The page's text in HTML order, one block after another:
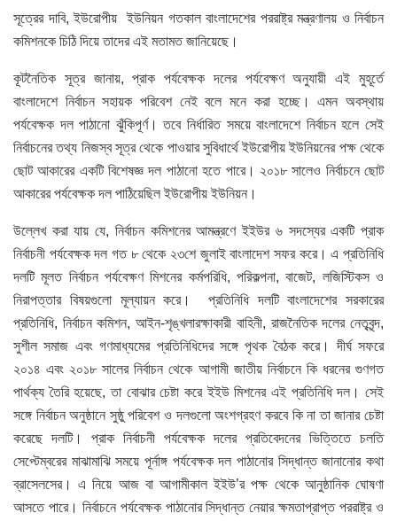
সূত্রের দাবি, ইউরোপীয় ইউনিয়ন গতকাল বাংলাদেশের পররাষ্ট্র মন্ত্রণালয় ও নির্বাচন
কমিশনকে চিঠি দিয়ে তাদের এই মতামত জানিয়েছে।
কূটনৈতিক সূত্র জানায়, প্রাক পর্যবেক্ষক দলের পর্যবেক্ষণ অনুযায়ী এই মুহূর্তে
বাংলাদেশে নির্বাচন সহায়ক পরিবেশ নেই বলে মনে করা হচ্ছে। এমন অবস্থায়
পর্যবেক্ষক দল পাঠানো ঝুঁকিপূর্ণ। তবে নির্ধারিত সময়ে বাংলাদেশে নির্বাচন হলে সেই
নির্বাচনের তথ্য নিজস্ব সূত্র থেকে পাওয়ার সুবিধার্থে ইউরোপীয় ইউনিয়নের পক্ষ থেকে
ছোট আকারের একটি বিশেষজ্ঞ দল পাঠানো হতে পারে। ২০১৮ সালেও নির্বাচনে ছোট
আকারের পর্যবেক্ষক দল পাঠিয়েছিল ইউরোপীয় ইউনিয়ন।
উল্লেখ করা যায় যে, নির্বাচন কমিশনের আমন্ত্রণে ইইউর ৬ সদস্যের একটি প্রাক
নির্বাচনী পর্যবেক্ষক দল গত ৮ থেকে ২৩শে জুলাই বাংলাদেশ সফর করে। এ প্রতিনিধি
দলটি মূলত নির্বাচন পর্যবেক্ষণ মিশনের কর্মপরিধি, পরিকল্পনা, বাজেট, লজিস্টিকস ও
নিরাপত্তার বিষয়গুলো মূল্যায়ন করে। প্রতিনিধি দলটি বাংলাদেশের সরকারের
প্রতিনিধি, নির্বাচন কমিশন, আইন-শৃঙ্খলারক্ষাকারী বাহিনী, রাজনৈতিক দলের নেতৃবৃন্দ,
সুশীল সমাজ এবং গণমাধ্যমের প্রতিনিধিদের সঙ্গে পৃথক বৈঠক করে। দীর্ঘ সফরে
২০১৪ এবং ২০১৮ সালের নির্বাচন থেকে আগামী জাতীয় নির্বাচনে কি ধরনের গুণগত
পার্থক্য তৈরি হয়েছে, তা বোঝার চেষ্টা করে ইইউ মিশনের এই প্রতিনিধি দল। সেই
সঙ্গে নির্বাচন অনুষ্ঠানে সুষ্ঠু পরিবেশ ও দলগুলো অংশগ্রহণ করবে কি না তা জানার চেষ্টা
করেছে দলটি। প্রাক নির্বাচনী পর্যবেক্ষক দলের প্রতিবেদনের ভিত্তিতে চলতি
সেপ্টেম্বরের মাঝামাঝি সময়ে পূর্নাঙ্গ পর্যবেক্ষক দল পাঠানোর সিদ্ধান্ত জানানোর কথা
ব্রাসেলসের। এ নিয়ে আজ বা আগামীকাল ইইউ’র পক্ষ থেকে আনুষ্ঠানিক ঘোষণা
আসতে পারে। নির্বাচনে পর্যবেক্ষক পাঠানোর সিদ্ধান্ত নেয়ার ক্ষমতাপ্রাপ্ত পররাষ্ট্র ও